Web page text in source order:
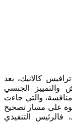
كالانيك، بعد
والتمييز الجنسي
والتي جاءت
على مسار تصحيح
فالرئيس التنفيذي